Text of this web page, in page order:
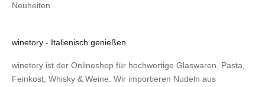
Neuheiten
winetory - Italienisch genießen
winetory ist der Onlineshop für hochwertige Glaswaren, Pasta,
Feinkost, Whisky & Weine. Wir importieren Nudeln aus